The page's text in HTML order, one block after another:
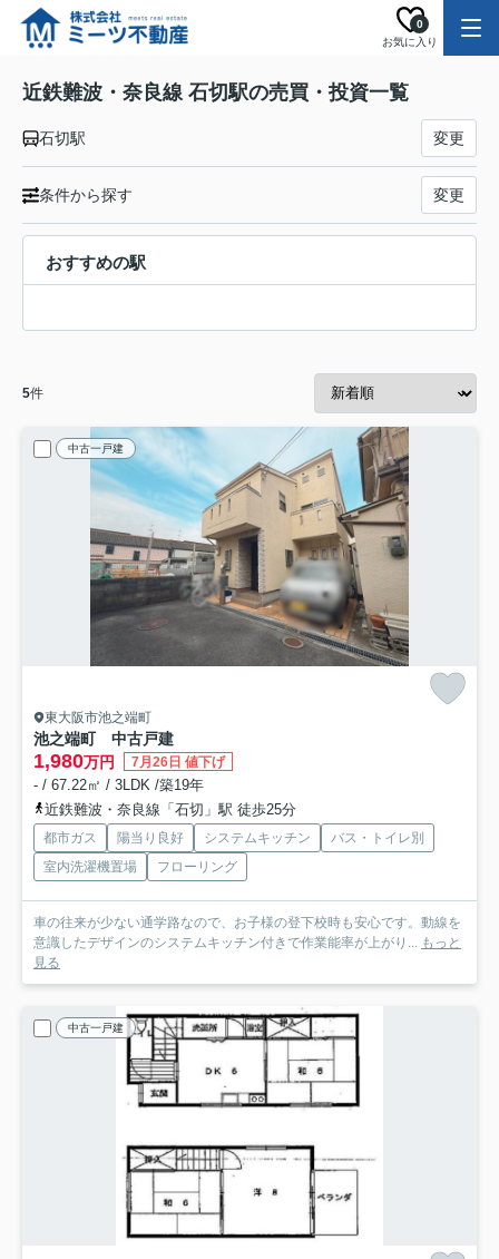
お気に入り
0
近鉄難波・奈良線 石切駅の売買・投資一覧
石切駅 変更
条件から探す 変更
おすすめの駅
5件
中古一戸建
東大阪市池之端町
池之端町 中古戸建
1,980万円 7月26日 値下げ
- / 67.22㎡ / 3LDK /築19年
近鉄難波・奈良線「石切」駅 徒歩25分
都市ガス 陽当り良好 システムキッチン
バス・トイレ別
室内洗濯機置場
フローリング
車の往来が少ない通学路なので、お子様の登下校時も安心です。動線を
意識したデザインのシステムキッチン付きで作業能率が上がり... もっと
見る
中古一戸建